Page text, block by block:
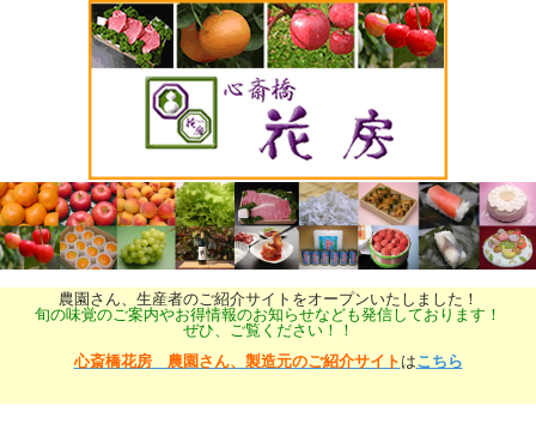
農園さん、生産者のご紹介サイトをオープンいたしました！
旬の味覚のご案内やお得情報のお知らせなども発信しております！
ぜひ、ご覧ください！！
心斎橋花房 農園さん、製造元のご紹介サイト はこちら